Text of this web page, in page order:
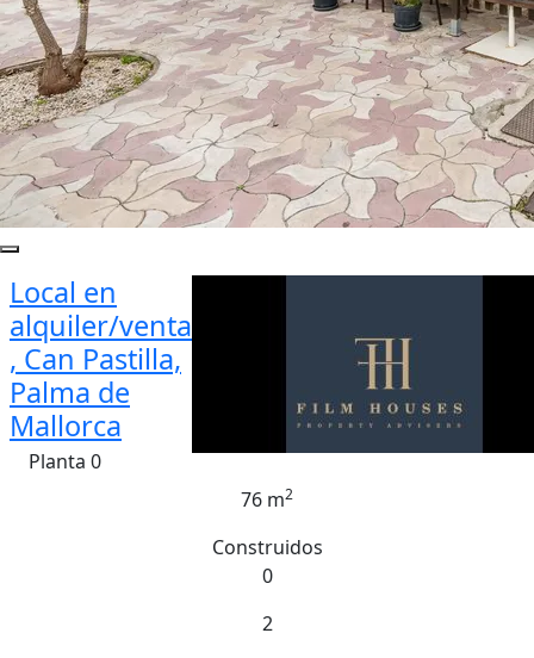
Local en
alquiler/venta
, Can Pastilla,
Palma de
Mallorca
Planta 0
76 m2
Construidos
0
2